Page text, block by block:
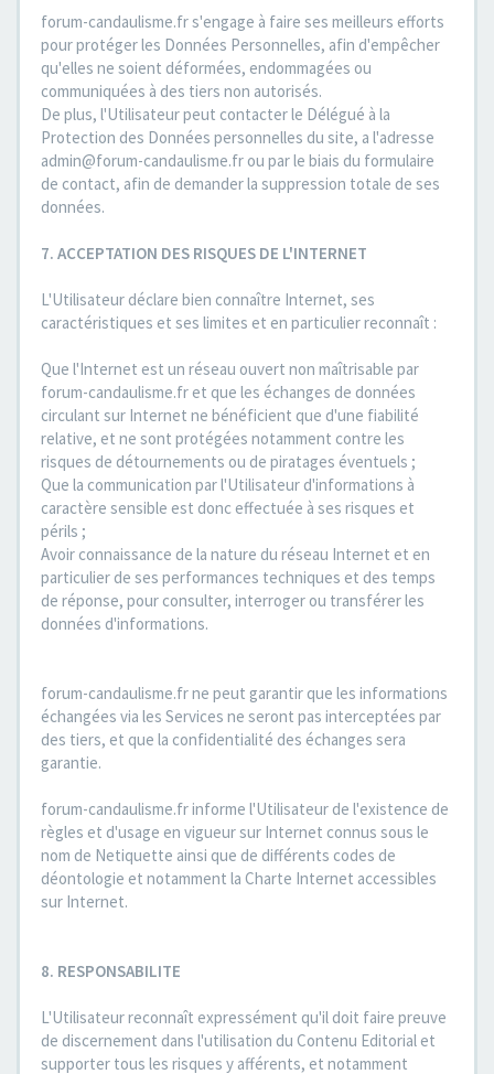
forum-candaulisme.fr s'engage à faire ses meilleurs efforts
pour protéger les Données Personnelles, afin d'empêcher
qu'elles ne soient déformées, endommagées ou
communiquées à des tiers non autorisés.
De plus, l'Utilisateur peut contacter le Délégué à la
Protection des Données personnelles du site, a l'adresse
admin@forum-candaulisme.fr ou par le biais du formulaire
de contact, afin de demander la suppression totale de ses
données.
7. ACCEPTATION DES RISQUES DE L'INTERNET
L'Utilisateur déclare bien connaître Internet, ses
caractéristiques et ses limites et en particulier reconnaît :
Que l'Internet est un réseau ouvert non maîtrisable par
forum-candaulisme.fr et que les échanges de données
circulant sur Internet ne bénéficient que d'une fiabilité
relative, et ne sont protégées notamment contre les
risques de détournements ou de piratages éventuels ;
Que la communication par l'Utilisateur d'informations à
caractère sensible est donc effectuée à ses risques et
périls ;
Avoir connaissance de la nature du réseau Internet et en
particulier de ses performances techniques et des temps
de réponse, pour consulter, interroger ou transférer les
données d'informations.
forum-candaulisme.fr ne peut garantir que les informations
échangées via les Services ne seront pas interceptées par
des tiers, et que la confidentialité des échanges sera
garantie.
forum-candaulisme.fr informe l'Utilisateur de l'existence de
règles et d'usage en vigueur sur Internet connus sous le
nom de Netiquette ainsi que de différents codes de
déontologie et notamment la Charte Internet accessibles
sur Internet.
8. RESPONSABILITE
L'Utilisateur reconnaît expressément qu'il doit faire preuve
de discernement dans l'utilisation du Contenu Editorial et
supporter tous les risques y afférents, et notamment